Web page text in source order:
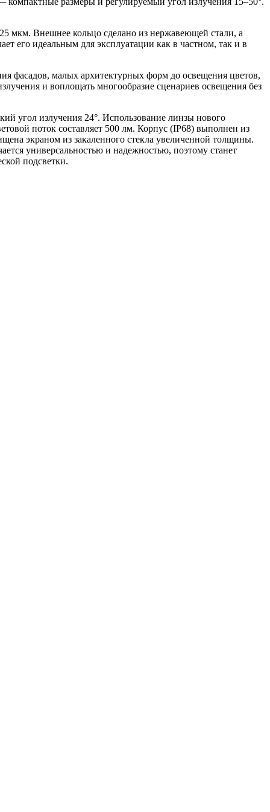
Внешнее кольцо сделано из нержавеющей стали, а
его идеальным для эксплуатации как в частном, так и в
фасадов, малых архитектурных форм до освещения цветов,
и воплощать многообразие сценариев освещения без
угол излучения 24°. Использование линзы нового
поток составляет 500 лм. Корпус (IP68) выполнен из
экраном из закаленного стекла увеличенной толщины.
универсальностью и надежностью, поэтому станет
подсветки.